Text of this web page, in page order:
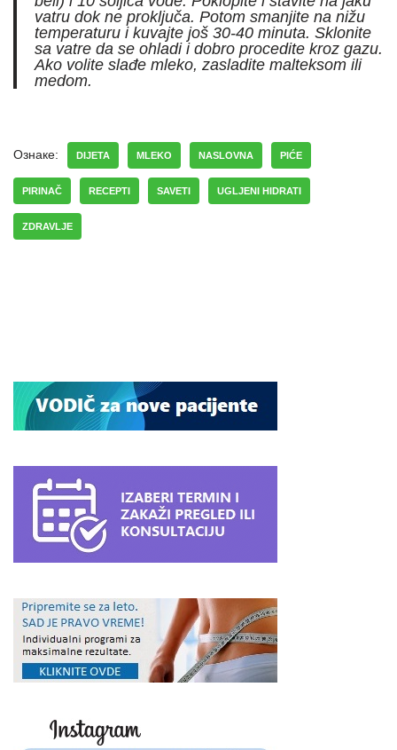
vatru dok ne proključa. Potom smanjite na nižu
temperaturu i kuvajte još 30-40 minuta. Sklonite
sa vatre da se ohladi i dobro procedite kroz gazu.
Ako volite slađe mleko, zasladite malteksom ili
medom.
Ознаке: DIJETA MLEKO NASLOVNA PIĆE
PIRINAČ RECEPTI SAVETI UGLJENI HIDRATI
ZDRAVLJE